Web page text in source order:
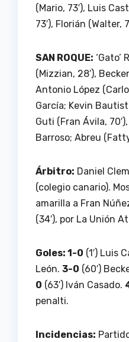
(Mario, 73′), Luis
73′), Florián (Walter,
SAN ROQUE: ‘Gato’
(Mizzian, 28′),
Antonio López
García; Kevin
Guti (Fran Ávila,
Barroso; Abreu
Árbitro: Daniel
(colegio canario).
amarilla a Fran
(34′), por La Unión
Goles: 1-0 (1′) Luis
León. 3-0 (60′)
0 (63′) Iván Casado.
penalti.
Incidencias: